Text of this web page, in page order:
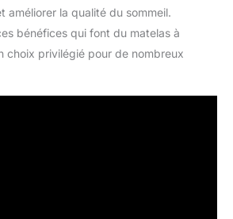
améliorer la qualité du sommeil.
bénéfices qui font du matelas à
choix privilégié pour de nombreux